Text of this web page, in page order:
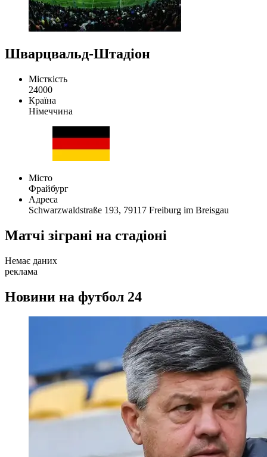
Шварцвальд-Штадіон
Місткість
24000
Країна
Німеччина
Місто
Фрайбург
Адреса
Schwarzwaldstraße 193, 79117 Freiburg im Breisgau
Матчі зіграні на стадіоні
Немає даних
реклама
Новини на футбол 24